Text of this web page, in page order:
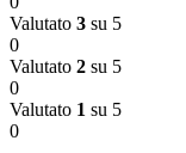
Valutato 3 su 5
0
Valutato 2 su 5
0
Valutato 1 su 5
0